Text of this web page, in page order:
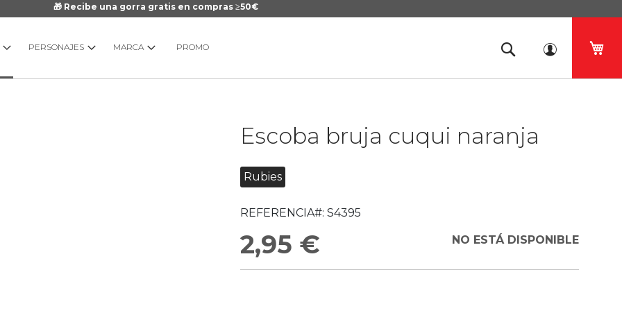
🎁 Recibe una gorra gratis en compras ≥50€
PERSONAJES MARCA PROMO
Escoba bruja cuqui naranja
Rubies
REFERENCIA#: S4395
2,95 € NO ESTÁ DISPONIBLE
imágenes